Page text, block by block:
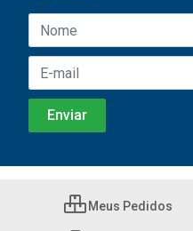
Meus Pedidos